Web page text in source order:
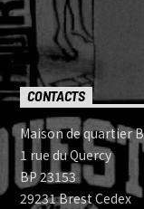
CONTACTS
Maison de quartier
1 rue du Quercy
BP 23153
29231 Brest Cedex